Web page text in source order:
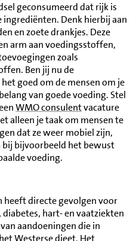
geconsumeerd dat rijk is
Denk hierbij aan
en zoete drankjes. Deze
arm aan voedingsstoffen,
zoals
Ben jij nu de
goed om de mensen om je
van goede voeding. Stel
WMO consulentvacature
alleen je taak om mensen te
dat ze weer mobiel zijn,
bij bijvoorbeeld het bewust
voeding.
heeft directe gevolgen voor
hart- en vaatziekten
aandoeningen die in
Westerse dieet. Het